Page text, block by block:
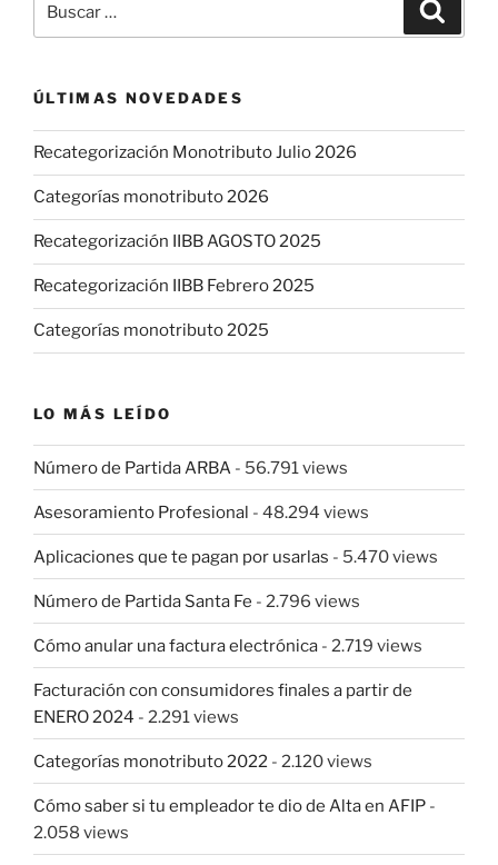
por:
ÚLTIMAS NOVEDADES
Recategorización Monotributo Julio 2026
Categorías monotributo 2026
Recategorización IIBB AGOSTO 2025
Recategorización IIBB Febrero 2025
Categorías monotributo 2025
LO MÁS LEÍDO
Número de Partida ARBA - 56.791 views
Asesoramiento Profesional - 48.294 views
Aplicaciones que te pagan por usarlas - 5.470 views
Número de Partida Santa Fe - 2.796 views
Cómo anular una factura electrónica - 2.719 views
Facturación con consumidores finales a partir de
ENERO 2024 - 2.291 views
Categorías monotributo 2022 - 2.120 views
Cómo saber si tu empleador te dio de Alta en AFIP -
2.058 views